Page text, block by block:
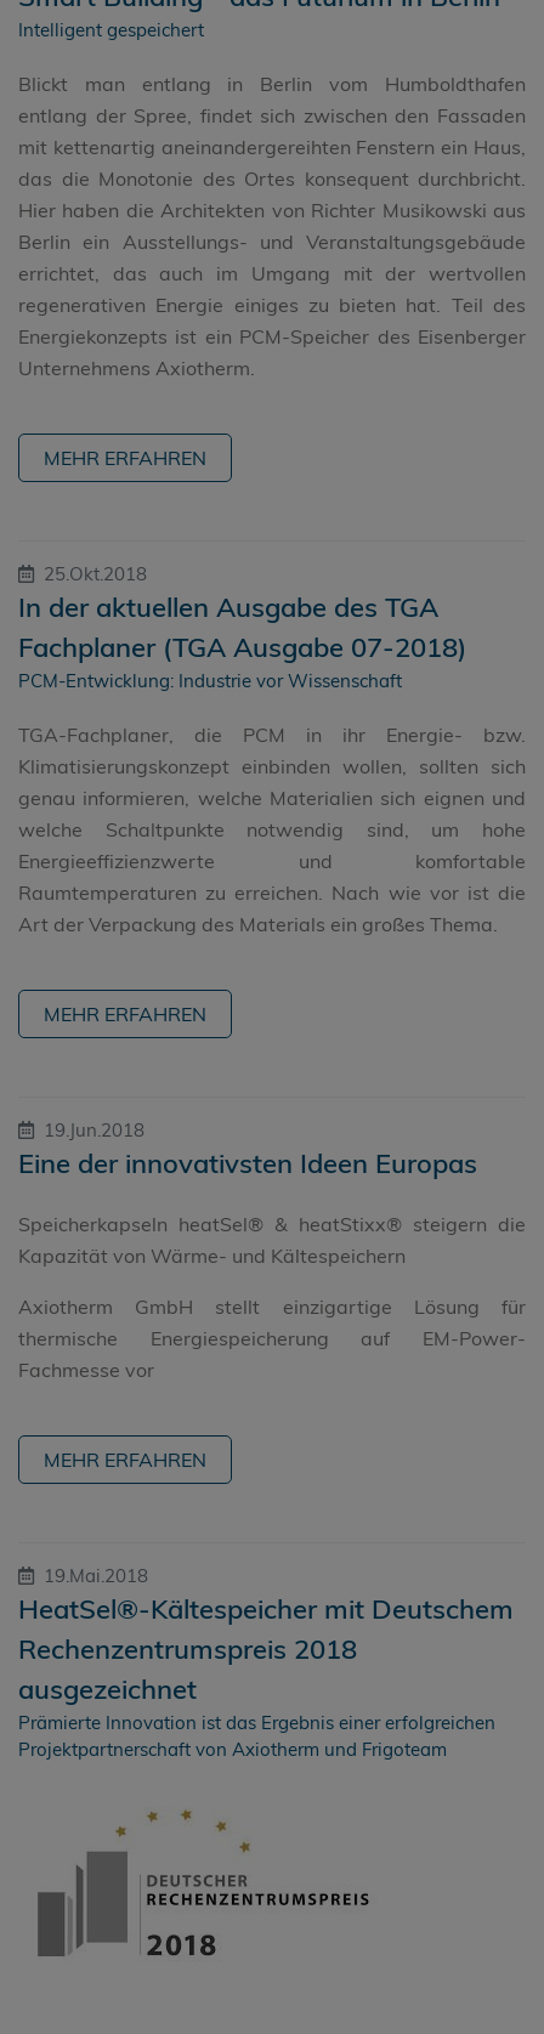
Intelligent gespeichert
Blickt man entlang in Berlin vom Humboldthafen
entlang der Spree, findet sich zwischen den Fassaden
mit kettenartig aneinandergereihten Fenstern ein Haus,
das die Monotonie des Ortes konsequent durchbricht.
Hier haben die Architekten von Richter Musikowski aus
Berlin ein Ausstellungs- und Veranstaltungsgebäude
errichtet, das auch im Umgang mit der wertvollen
regenerativen Energie einiges zu bieten hat. Teil des
Energiekonzepts ist ein PCM-Speicher des Eisenberger
Unternehmens Axiotherm.
MEHR ERFAHREN
25.Okt.2018
In der aktuellen Ausgabe des TGA
Fachplaner (TGA Ausgabe 07-2018)
PCM-Entwicklung: Industrie vor Wissenschaft
TGA-Fachplaner, die PCM in ihr Energie- bzw.
Klimatisierungskonzept einbinden wollen, sollten sich
genau informieren, welche Materialien sich eignen und
welche Schaltpunkte notwendig sind, um hohe
Energieeffizienzwerte und komfortable
Raumtemperaturen zu erreichen. Nach wie vor ist die
Art der Verpackung des Materials ein großes Thema.
MEHR ERFAHREN
19.Jun.2018
Eine der innovativsten Ideen Europas
Speicherkapseln heatSel® & heatStixx® steigern die
Kapazität von Wärme- und Kältespeichern
Axiotherm GmbH stellt einzigartige Lösung für
thermische Energiespeicherung auf EM-Power-
Fachmesse vor
MEHR ERFAHREN
19.Mai.2018
HeatSel®-Kältespeicher mit Deutschem
Rechenzentrumspreis 2018
ausgezeichnet
Prämierte Innovation ist das Ergebnis einer erfolgreichen
Projektpartnerschaft von Axiotherm und Frigoteam